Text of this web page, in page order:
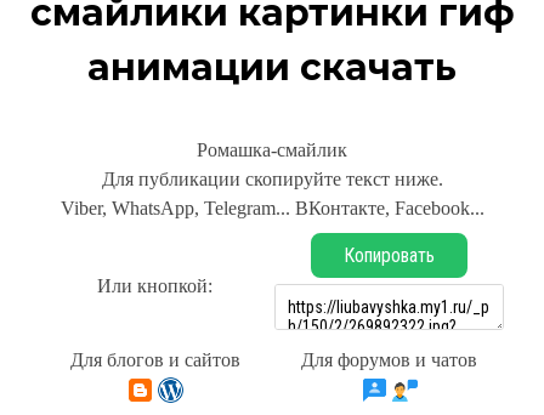
смайлики картинки гиф
анимации скачать
Ромашка-смайлик
Для публикации скопируйте текст ниже.
Viber, WhatsApp, Telegram... ВКонтакте, Facebook...
Или кнопкой:
Копировать
Для блогов и сайтов Для форумов и чатов